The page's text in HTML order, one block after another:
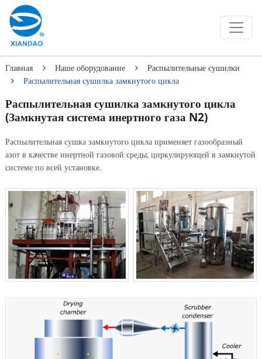
Главная Наше оборудование
Распылительные сушилки
Распылительная сушилка замкнутого цикла
Распылительная сушилка замкнутого цикла
(Замкнутая система инертного газа N2)
Распылительная сушка замкнутого цикла применяет газообразный
азот в качестве инертной газовой среды, циркулирующей в замкнутой
системе по всей установке.